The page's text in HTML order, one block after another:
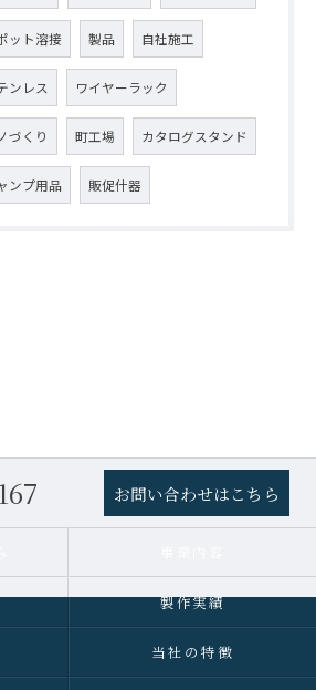
ット溶接 製品 自社施工
ンレス ワイヤーラック
づくり 町工場 カタログスタンド
ンプ用品 販促什器
お問い合わせはこちら
製作実績
当社の特徴